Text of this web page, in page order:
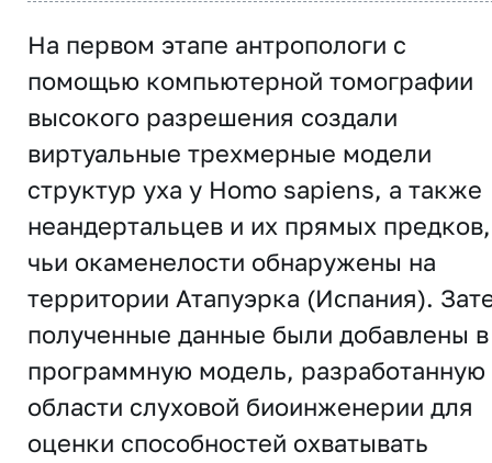
На первом этапе антропологи с
помощью компьютерной томографии
высокого разрешения создали
виртуальные трехмерные модели
структур уха у Homo sapiens, а также
неандертальцев и их прямых предков,
чьи окаменелости обнаружены на
территории Атапуэрка (Испания).
полученные данные были добавлены в
программную модель, разработанную
области слуховой биоинженерии для
оценки способностей охватывать